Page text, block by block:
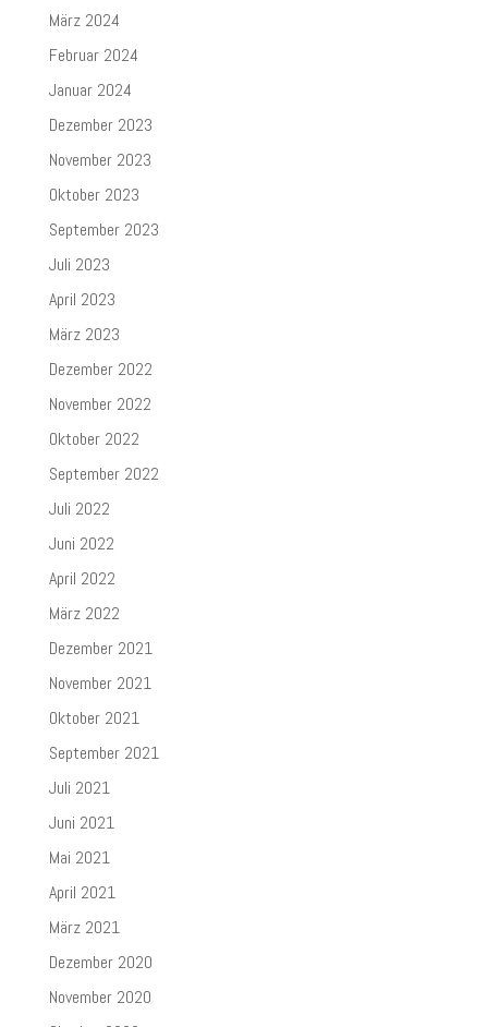
März 2024
Februar 2024
Januar 2024
Dezember 2023
November 2023
Oktober 2023
September 2023
Juli 2023
April 2023
März 2023
Dezember 2022
November 2022
Oktober 2022
September 2022
Juli 2022
Juni 2022
April 2022
März 2022
Dezember 2021
November 2021
Oktober 2021
September 2021
Juli 2021
Juni 2021
Mai 2021
April 2021
März 2021
Dezember 2020
November 2020